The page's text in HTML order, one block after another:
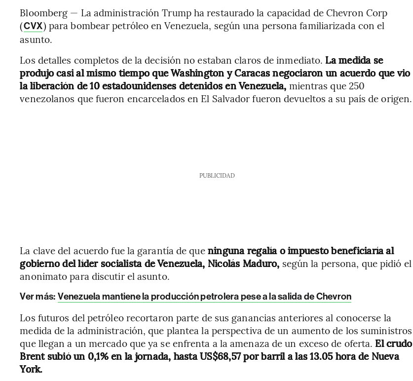
Bloomberg — La administración Trump ha restaurado la capacidad de Chevron Corp
(CVX) para bombear petróleo en Venezuela, según una persona familiarizada con el
asunto.
Los detalles completos de la decisión no estaban claros de inmediato. La medida se
produjo casi al mismo tiempo que Washington y Caracas negociaron un acuerdo que vio
la liberación de 10 estadounidenses detenidos en Venezuela, mientras que 250
venezolanos que fueron encarcelados en El Salvador fueron devueltos a su país de origen.
PUBLICIDAD
La clave del acuerdo fue la garantía de queninguna regalía o impuesto beneficiaría al
gobierno del líder socialista de Venezuela, Nicolás Maduro, según la persona, que pidió el
anonimato para discutir el asunto.
Ver más: Venezuela mantiene la producción petrolera pese a la salida de Chevron
Los futuros del petróleo recortaron parte de sus ganancias anteriores al conocerse la
medida de la administración, que plantea la perspectiva de un aumento de los suministros
que llegan a un mercado que ya se enfrenta a la amenaza de un exceso de oferta. El crudo
Brent subió un 0,1% en la jornada, hasta US$68,57 por barril a las 13.05 hora de Nueva
York.